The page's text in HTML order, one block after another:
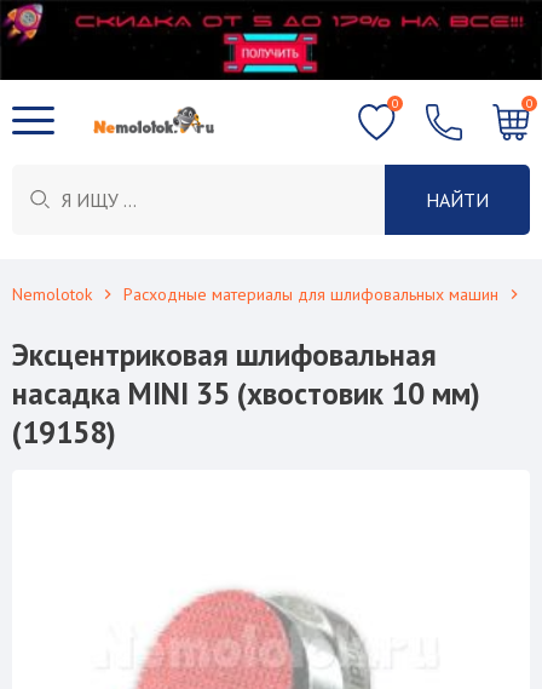
НАЙТИ
0 0
Nemolotok Расходные материалы для шлифовальных машин
Эксцентриковая шлифовальная
насадка MINI 35 (хвостовик 10 мм)
(19158)